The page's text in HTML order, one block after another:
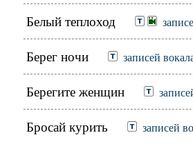
Белый теплоход
Берег ночи записей
Берегите женщин
Бросай курить записей